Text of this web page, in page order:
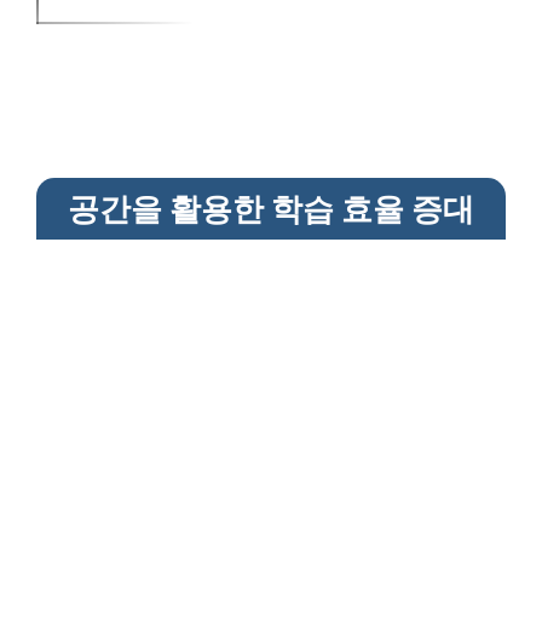
공간을 활용한 학습 효율 증대